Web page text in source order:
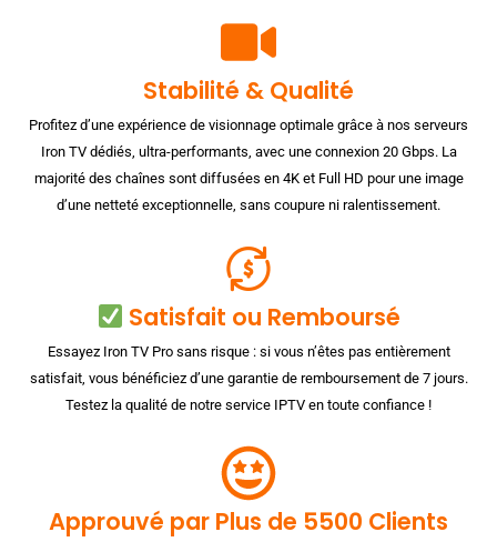
Stabilité & Qualité
Profitez d’une expérience de visionnage optimale grâce à nos serveurs
Iron TV dédiés, ultra-performants, avec une connexion 20 Gbps. La
majorité des chaînes sont diffusées en 4K et Full HD pour une image
d’une netteté exceptionnelle, sans coupure ni ralentissement.
Satisfait ou Remboursé
Essayez Iron TV Pro sans risque : si vous n’êtes pas entièrement
satisfait, vous bénéficiez d’une garantie de remboursement de 7 jours.
Testez la qualité de notre service IPTV en toute confiance !
Approuvé par Plus de 5500 Clients